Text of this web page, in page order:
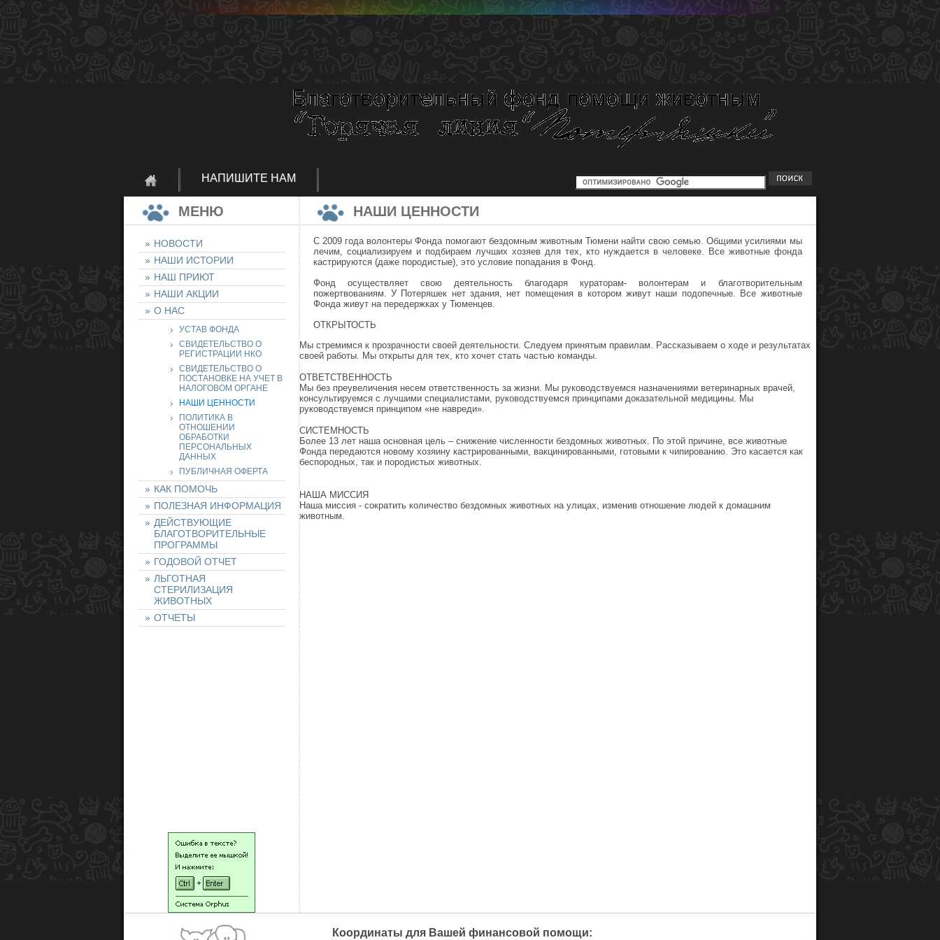
НАПИШИТЕ НАМ
МЕНЮ
НОВОСТИ
НАШИ ИСТОРИИ
НАШ ПРИЮТ
НАШИ АКЦИИ
О НАС
УСТАВ ФОНДА
СВИДЕТЕЛЬСТВО О
РЕГИСТРАЦИИ НКО
СВИДЕТЕЛЬСТВО О
ПОСТАНОВКЕ НА УЧЕТ В
НАЛОГОВОМ ОРГАНЕ
НАШИ ЦЕННОСТИ
ПОЛИТИКА В
ОТНОШЕНИИ
ОБРАБОТКИ
ПЕРСОНАЛЬНЫХ
ДАННЫХ
ПУБЛИЧНАЯ ОФЕРТА
КАК ПОМОЧЬ
ПОЛЕЗНАЯ ИНФОРМАЦИЯ
ДЕЙСТВУЮЩИЕ
БЛАГОТВОРИТЕЛЬНЫЕ
ПРОГРАММЫ
ГОДОВОЙ ОТЧЕТ
ЛЬГОТНАЯ
СТЕРИЛИЗАЦИЯ
ЖИВОТНЫХ
ОТЧЕТЫ
НАШИ ЦЕННОСТИ
С 2009 года волонтеры Фонда помогают бездомным животным Тюмени найти свою семью. Общими усилиями мы
лечим, социализируем и подбираем лучших хозяев для тех, кто нуждается в человеке. Все животные фонда
кастрируются (даже породистые), это условие попадания в Фонд.
Фонд осуществляет свою деятельность благодаря кураторам- волонтерам и благотворительным
пожертвованиям. У Потеряшек нет здания, нет помещения в котором живут наши подопечные. Все животные
Фонда живут на передержках у Тюменцев.
ОТКРЫТОСТЬ
Мы стремимся к прозрачности своей деятельности. Следуем принятым правилам. Рассказываем о ходе и результатах
своей работы. Мы открыты для тех, кто хочет стать частью команды.
ОТВЕТСТВЕННОСТЬ
Мы без преувеличения несем ответственность за жизни. Мы руководствуемся назначениями ветеринарных врачей,
консультируемся с лучшими специалистами, руководствуемся принципами доказательной медицины. Мы
руководствуемся принципом «не навреди».
СИСТЕМНОСТЬ
Более 13 лет наша основная цель – снижение численности бездомных животных. По этой причине, все животные
Фонда передаются новому хозяину кастрированными, вакцинированными, готовыми к чипированию. Это касается как
беспородных, так и породистых животных.
НАША МИССИЯ
Наша миссия - сократить количество бездомных животных на улицах, изменив отношение людей к домашним
животным.
Координаты для Вашей финансовой помощи: